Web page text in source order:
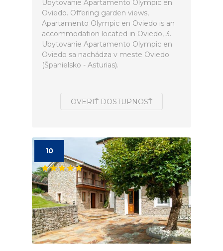
Ubytovanie Apartamento Olympic en
Oviedo. Offering garden views,
Apartamento Olympic en Oviedo is an
accommodation located in Oviedo, 3.
Ubytovanie Apartamento Olympic en
Oviedo sa nachádza v meste Oviedo
(Španielsko - Asturias).
OVERIŤ DOSTUPNOSŤ
10